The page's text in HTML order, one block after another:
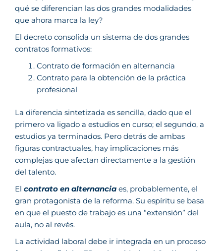
qué se diferencian las dos grandes modalidades
que ahora marca la ley?
El decreto consolida un sistema de dos grandes
contratos formativos:
Contrato de formación en alternancia
Contrato para la obtención de la práctica
profesional
La diferencia sintetizada es sencilla, dado que el
primero va ligado a estudios en curso; el segundo, a
estudios ya terminados. Pero detrás de ambas
figuras contractuales, hay implicaciones más
complejas que afectan directamente a la gestión
del talento.
El contrato en alternancia es, probablemente, el
gran protagonista de la reforma. Su espíritu se basa
en que el puesto de trabajo es una “extensión” del
aula, no al revés.
La actividad laboral debe ir integrada en un proceso